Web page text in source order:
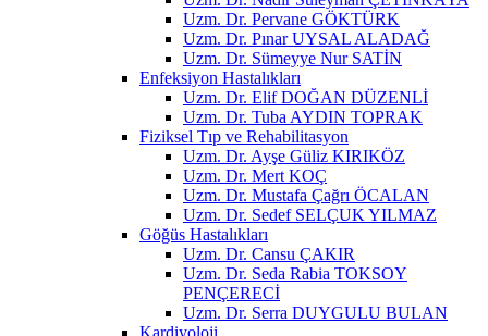
Uzm. Dr. Pervane GÖKTÜRK
Uzm. Dr. Pınar UYSAL ALADAĞ
Uzm. Dr. Sümeyye Nur SATİN
Enfeksiyon Hastalıkları
Uzm. Dr. Elif DOĞAN DÜZENLİ
Uzm. Dr. Tuba AYDIN TOPRAK
Fiziksel Tıp ve Rehabilitasyon
Uzm. Dr. Ayşe Güliz KIRIKÖZ
Uzm. Dr. Mert KOÇ
Uzm. Dr. Mustafa Çağrı ÖCALAN
Uzm. Dr. Sedef SELÇUK YILMAZ
Göğüs Hastalıkları
Uzm. Dr. Cansu ÇAKIR
Uzm. Dr. Seda Rabia TOKSOY
PENÇERECİ
Uzm. Dr. Serra DUYGULU BULAN
Kardiyoloji